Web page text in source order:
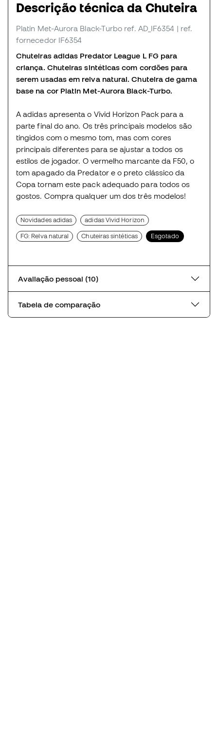
Descrição técnica da Chuteira
Platin Met-Aurora Black-Turbo ref. AD_IF6354 | ref.
fornecedor IF6354
Chuteiras adidas Predator League L FG para
criança. Chuteiras sintéticas com cordões para
serem usadas em relva natural. Chuteira de gama
base na cor Platin Met-Aurora Black-Turbo.
A adidas apresenta o Vivid Horizon Pack para a
parte final do ano. Os três principais modelos são
tingidos com o mesmo tom, mas com cores
principais diferentes para se ajustar a todos os
estilos de jogador. O vermelho marcante da F50, o
tom apagado da Predator e o preto clássico da
Copa tornam este pack adequado para todos os
gostos. Compra qualquer um dos três modelos!
Novidades adidas adidas Vivid Horizon
FG: Relva natural Chuteiras sintéticas Esgotado
Avaliação pessoal (10)
Tabela de comparação